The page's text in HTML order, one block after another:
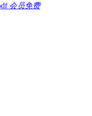
会员免费